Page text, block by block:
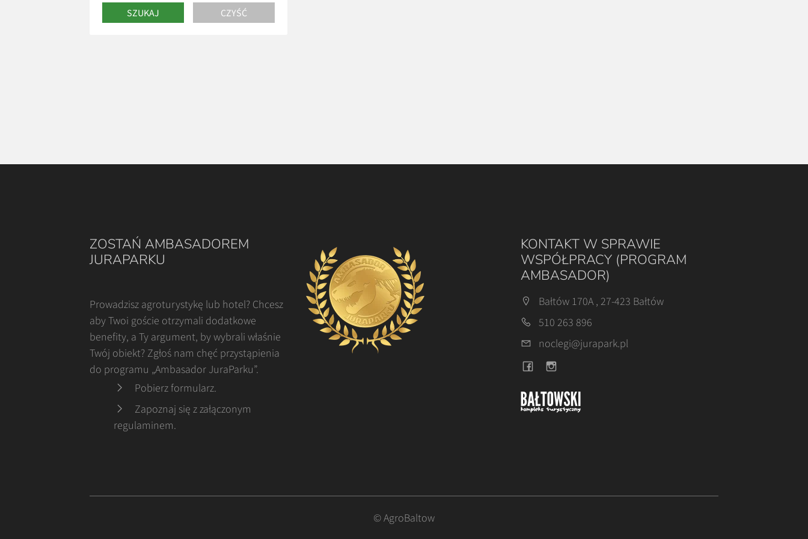
ZOSTAŃ AMBASADOREM
JURAPARKU
Prowadzisz agroturystykę lub hotel? Chcesz
aby Twoi goście otrzymali dodatkowe
benefity, a Ty argument, by wybrali właśnie
Twój obiekt? Zgłoś nam chęć przystąpienia
do programu „Ambasador JuraParku”.
Pobierz formularz.
Zapoznaj się z załączonym
regulaminem.
KONTAKT W SPRAWIE
WSPÓŁPRACY (PROGRAM
AMBASADOR)
Bałtów 170A , 27-423 Bałtów
510 263 896
noclegi@jurapark.pl
© AgroBaltow